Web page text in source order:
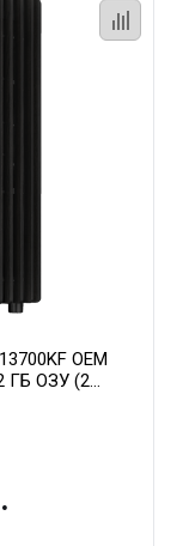
OEM
ГБ ОЗУ (2
384-Bit 3xDP